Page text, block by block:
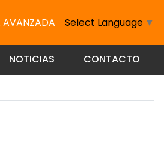
AVANZADA Select Language ▼
NOTICIAS CONTACTO